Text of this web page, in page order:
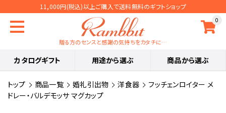
11,000円(税込)以上ご購入で送料無料のギフトショップ
0
贈る方のセンスと感謝の気持ちをカタチに…
カタログギフト 用途から選ぶ 商品から選ぶ
トップ 商品一覧 婚礼引出物 洋食器
フッチェンロイター メ
ドレー・バルデモッサ マグカップ